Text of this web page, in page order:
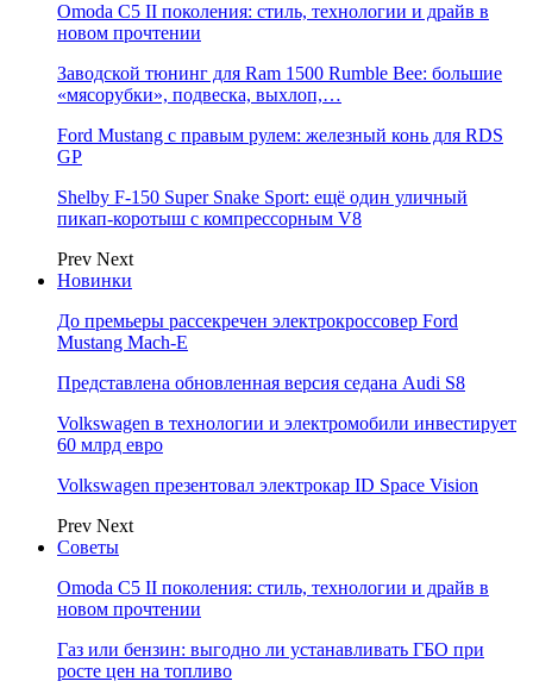
Omoda C5 II поколения: стиль, технологии и драйв в
новом прочтении
Заводской тюнинг для Ram 1500 Rumble Bee: большие
«мясорубки», подвеска, выхлоп,…
Ford Mustang с правым рулем: железный конь для RDS
GP
Shelby F-150 Super Snake Sport: ещё один уличный
пикап-коротыш с компрессорным V8
Prev Next
Новинки
До премьеры рассекречен электрокроссовер Ford
Mustang Mach-E
Представлена обновленная версия седана Audi S8
Volkswagen в технологии и электромобили инвестирует
60 млрд евро
Volkswagen презентовал электрокар ID Space Vision
Prev Next
Советы
Omoda C5 II поколения: стиль, технологии и драйв в
новом прочтении
Газ или бензин: выгодно ли устанавливать ГБО при
росте цен на топливо